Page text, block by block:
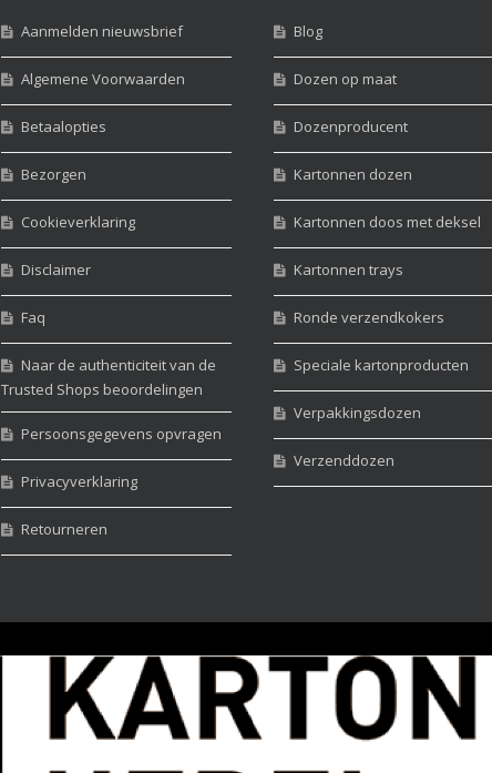
Aanmelden nieuwsbrief
Algemene Voorwaarden
Betaalopties
Bezorgen
Cookieverklaring
Disclaimer
Faq
Naar de authenticiteit van de
Trusted Shops beoordelingen
Persoonsgegevens opvragen
Privacyverklaring
Retourneren
Blog
Dozen op maat
Dozenproducent
Kartonnen dozen
Kartonnen doos met deksel
Kartonnen trays
Ronde verzendkokers
Speciale kartonproducten
Verpakkingsdozen
Verzenddozen